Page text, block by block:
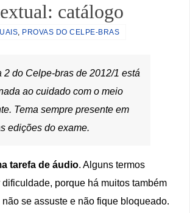
catálogo
, PROVAS DO CELPE-BRAS
2 do Celpe-bras de 2012/1 está
ao cuidado com o meio
Tema sempre presente em
edições do exame.
tarefa de áudio. Alguns termos
porque há muitos também
se assuste e não fique bloqueado.